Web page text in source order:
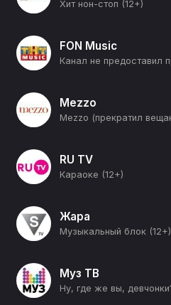
Хит нон-стоп (12+)
FON Music
Mezzo
RU TV
Караоке (12+)
Жара
Музыкальный блок (12+)
Муз ТВ